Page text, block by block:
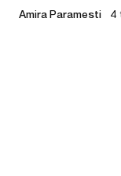
Amira Paramesti 4